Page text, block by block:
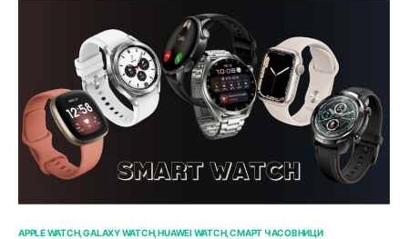
APPLE WATCH GALAXY WATCH HUAWEI WATCH СМАРТ ЧАСОВНИЦИ